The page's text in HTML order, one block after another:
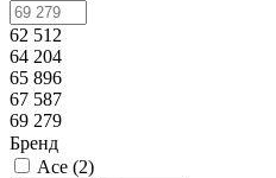
62 512
64 204
65 896
67 587
69 279
Бренд
Ace (2)